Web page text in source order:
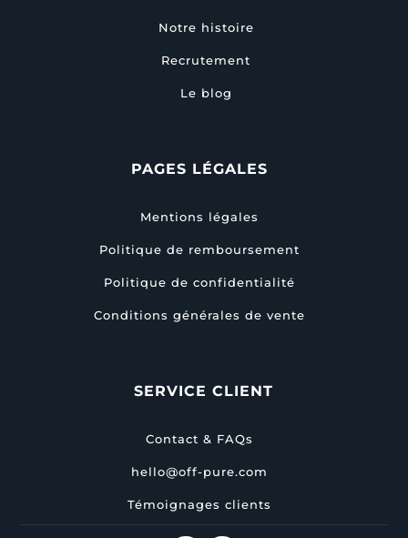
Notre histoire
Recrutement
Le blog
PAGES LÉGALES
Mentions légales
Politique de remboursement
Politique de confidentialité
Conditions générales de vente
SERVICE CLIENT
Contact & FAQs
hello@off-pure.com
Témoignages clients